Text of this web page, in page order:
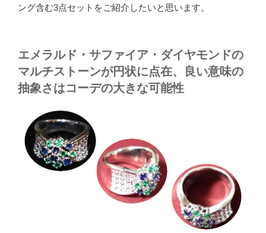
ング含む3点セットをご紹介したいと思います。
エメラルド・サファイア・ダイヤモンドの
マルチストーンが円状に点在、良い意味の
抽象さはコーデの大きな可能性